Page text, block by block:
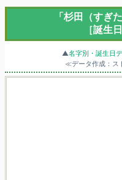
「杉田（すぎ
［誕生
▲名字別・誕生日
≪データ作成：ス